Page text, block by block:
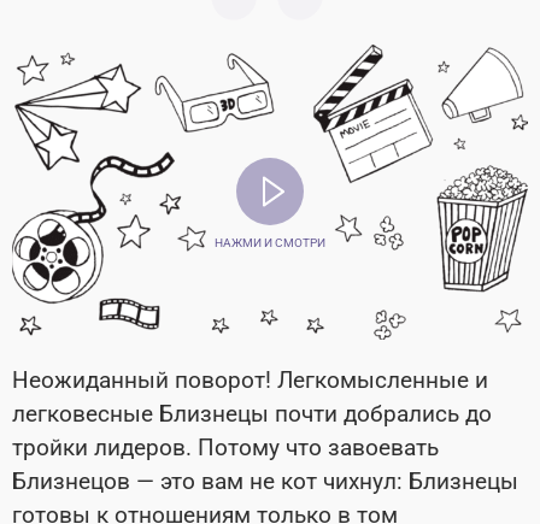
НАЖМИ И СМОТРИ
Неожиданный поворот! Легкомысленные и
легковесные Близнецы почти добрались до
тройки лидеров. Потому что завоевать
Близнецов — это вам не кот чихнул: Близнецы
готовы к отношениям только в том